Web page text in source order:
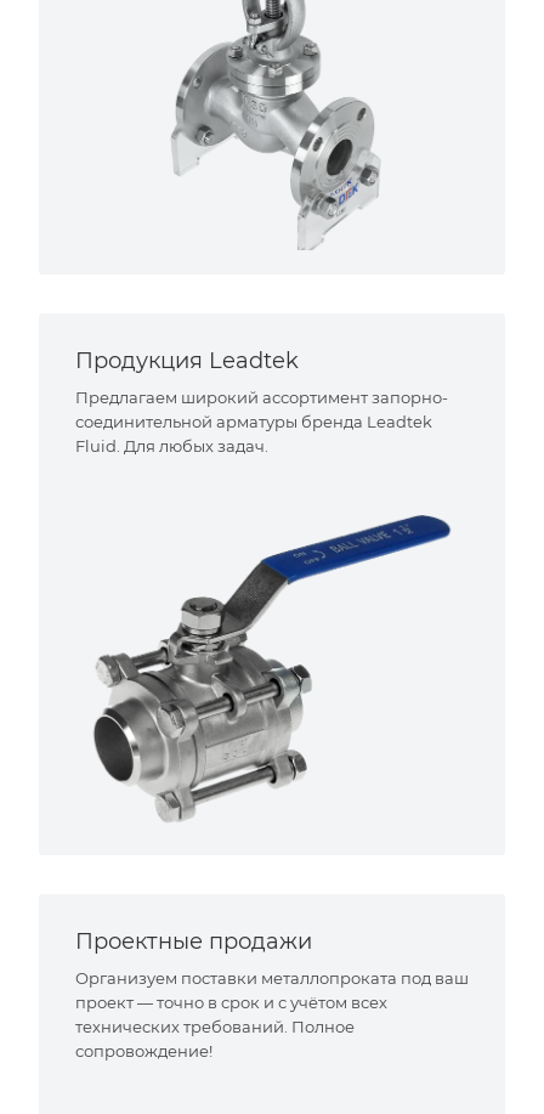
Продукция Leadtek
Предлагаем широкий ассортимент запорно-
соединительной арматуры бренда Leadtek
Fluid. Для любых задач.
Проектные продажи
Организуем поставки металлопроката под ваш
проект — точно в срок и с учётом всех
технических требований. Полное
сопровождение!